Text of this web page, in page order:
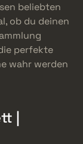
beliebten
ob du deinen
perfekte
wahr werden
|